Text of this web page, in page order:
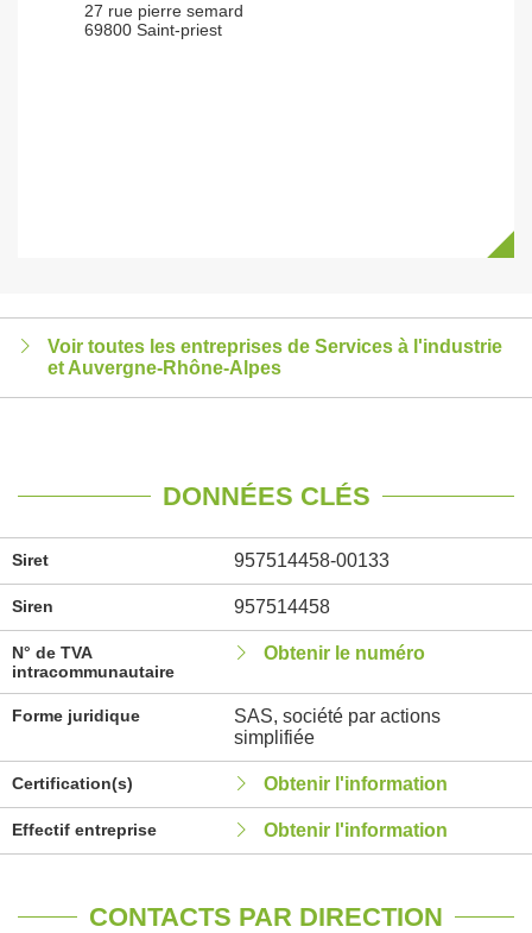
27 rue pierre semard
69800 Saint-priest
Voir toutes les entreprises de Services à l'industrie
et Auvergne-Rhône-Alpes
DONNÉES CLÉS
Siret 957514458-00133
Siren 957514458
N° de TVA
intracommunautaire
Obtenir le numéro
Forme juridique
SAS, société par actions
simplifiée
Certification(s) Obtenir l'information
Effectif entreprise Obtenir l'information
CONTACTS PAR DIRECTION